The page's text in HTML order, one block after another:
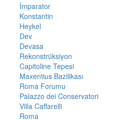
İmparator
Konstantin
Heykel
Dev
Devasa
Rekonstrüksiyon
Capitoline Tepesi
Maxentius Bazilikası
Roma Forumu
Palazzo dei Conservatori
Villa Caffarelli
Roma